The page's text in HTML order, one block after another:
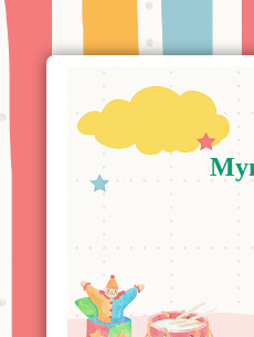
+7